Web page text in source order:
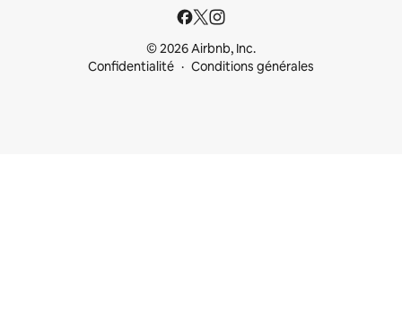
© 2026 Airbnb, Inc.
Confidentialité
Conditions générales